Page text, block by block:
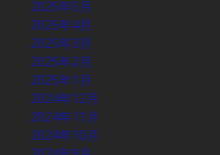
2025年5月
2025年4月
2025年3月
2025年2月
2025年1月
2024年12月
2024年11月
2024年10月